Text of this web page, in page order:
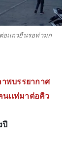
เเถวยืนรอท่ามก
าพบรรยากาศ
เเห่มาต่อคิว
ปี